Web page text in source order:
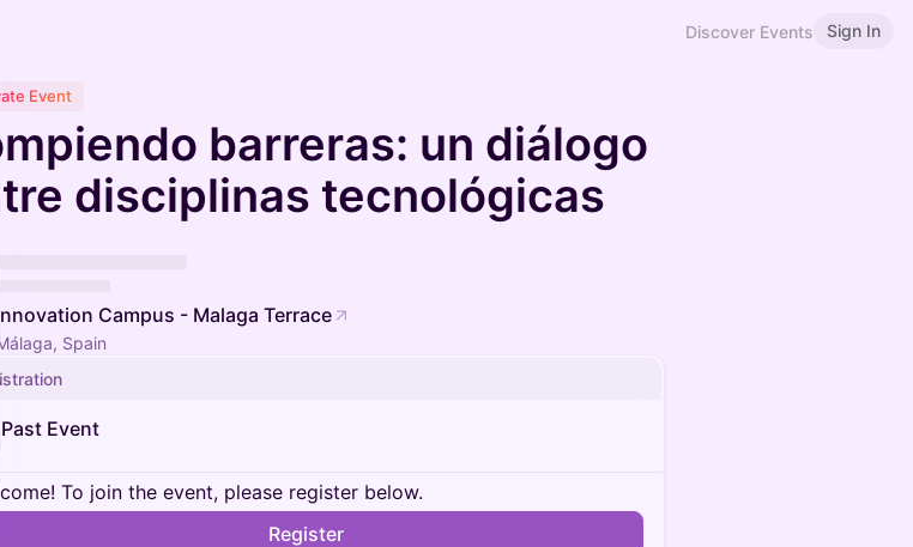
Discover Events Sign In
Event
barreras: un diálogo
disciplinas tecnológicas
Campus - Malaga Terrace
Spain
Past Event
To join the event, please register below.
Register